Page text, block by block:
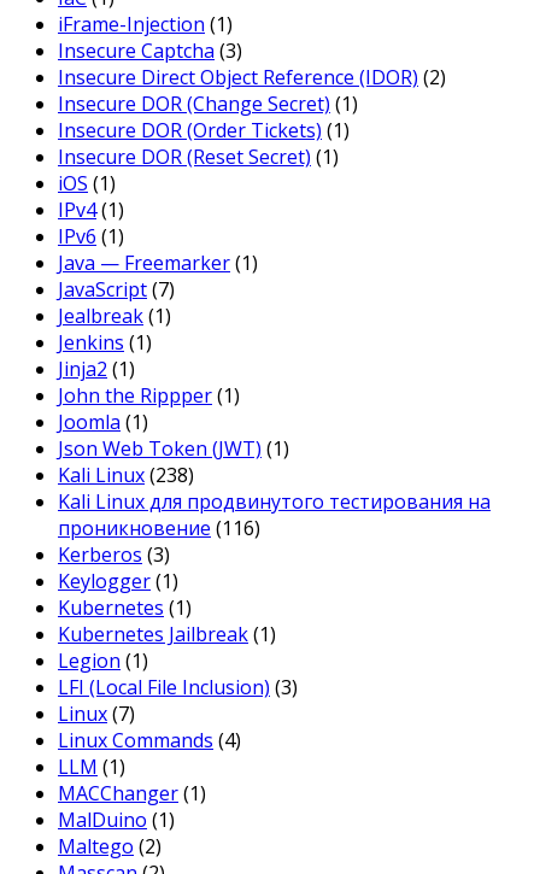
iFrame-Injection (1)
Insecure Captcha (3)
Insecure Direct Object Reference (IDOR) (2)
Insecure DOR (Change Secret) (1)
Insecure DOR (Order Tickets) (1)
Insecure DOR (Reset Secret) (1)
iOS (1)
IPv4(1)
IPv6 (1)
Java — Freemarker(1)
JavaScript(7)
Jealbreak(1)
Jenkins (1)
Jinja2 (1)
John the Rippper(1)
Joomla (1)
Json Web Token (JWT) (1)
Kali Linux(238)
Kali Linux для продвинутого тестирования на
проникновение (116)
Kerberos (3)
Keylogger(1)
Kubernetes (1)
Kubernetes Jailbreak(1)
Legion (1)
LFI (Local File Inclusion) (3)
Linux(7)
Linux Commands (4)
LLM (1)
MACChanger(1)
MalDuino (1)
Maltego (2)